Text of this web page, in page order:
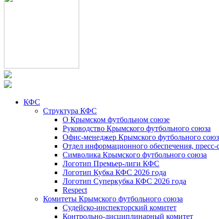
КФС
Структура КФС
О Крымском футбольном союзе
Руководство Крымского футбольного союза
Офис-менеджер Крымского футбольного
Отдел информационного обеспечения, пресс-
Символика Крымского футбольного союза
Логотип Премьер-лиги КФС
Логотип Кубка КФС 2026 года
Логотип Суперкубка КФС 2026 года
Respect
Комитеты Крымского футбольного союза
Судейско-инспекторский комитет
Контрольно-дисциплинарный комитет